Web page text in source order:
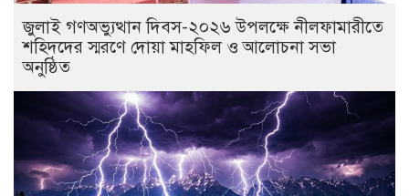
জুলাই গণঅভ্যুত্থান দিবস-২০২৬ উপলক্ষে নীলফামারীতে
শহিদদের স্মরণে দোয়া মাহফিল ও আলোচনা সভা
অনুষ্ঠিত